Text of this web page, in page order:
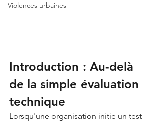
Violences urbaines
Introduction : Au-delà
de la simple évaluation
technique
Lorsqu'une organisation initie un test